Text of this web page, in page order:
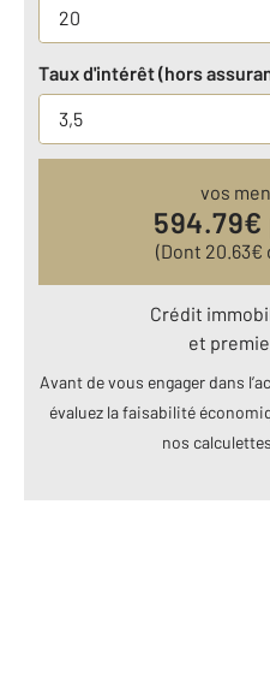
Taux d'intérêt (hors
vos
594.79€
(Dont 20.63€
Crédit
et
Avant de vous engager dans
évaluez la faisabilité
nos